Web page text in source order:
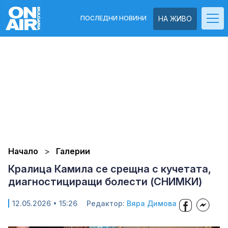
НА ЖИВО
ПОСЛЕДНИ НОВИНИ
Начало Галерии
Кралица Камила се срещна с кучетата,
диагностициращи болести (СНИМКИ)
12.05.2026 • 15:26 Редактор: Вяра Димова